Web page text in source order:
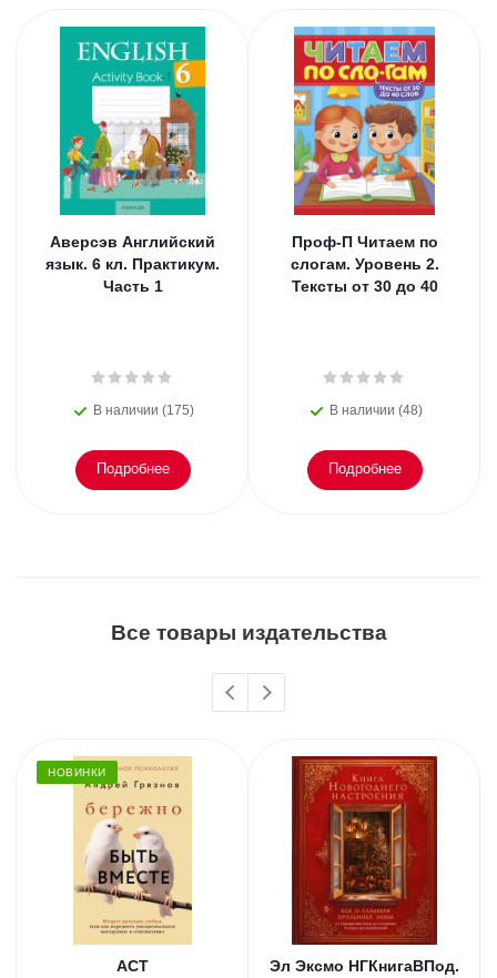
Аверсэв Английский
язык. 6 кл. Практикум.
Часть 1
В наличии (175)
Подробнее
Проф-П Читаем по
слогам. Уровень 2.
Тексты от 30 до 40
В наличии (48)
Подробнее
Все товары издательства
НОВИНКИ
АСТ
Эл Эксмо НГКнигаВПод.